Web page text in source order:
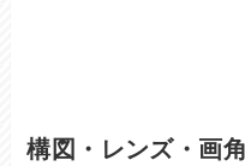
構図・レンズ・画